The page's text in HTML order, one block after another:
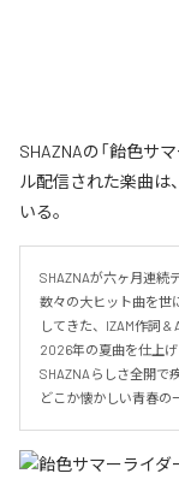
SHAZNAの「飴色サ
ル配信された楽曲は
いる。
SHAZNAが六ヶ月連続
数々の大ヒット曲を世
してきた、IZAM作詞
2026年の夏曲を仕上げ
SHAZNAらしさ全開で
どこか懐かしい青春の